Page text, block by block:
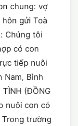
chung: vợ
gửi Toà
Chúng tôi
có con
tiếp nuôi
Nam, Bình
(ĐỒNG
nuôi con có
trường